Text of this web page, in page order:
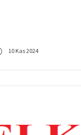
10 Kas 2024